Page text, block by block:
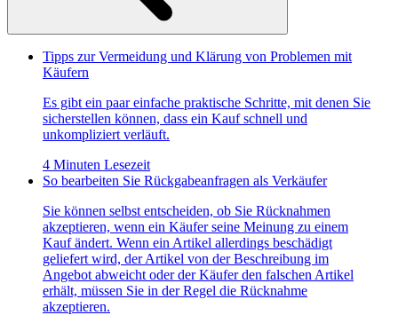
Tipps zur Vermeidung und Klärung von Problemen mit
Käufern
Es gibt ein paar einfache praktische Schritte, mit denen Sie
sicherstellen können, dass ein Kauf schnell und
unkompliziert verläuft.
4 Minuten Lesezeit
So bearbeiten Sie Rückgabeanfragen als Verkäufer
Sie können selbst entscheiden, ob Sie Rücknahmen
akzeptieren, wenn ein Käufer seine Meinung zu einem
Kauf ändert. Wenn ein Artikel allerdings beschädigt
geliefert wird, der Artikel von der Beschreibung im
Angebot abweicht oder der Käufer den falschen Artikel
erhält, müssen Sie in der Regel die Rücknahme
akzeptieren.